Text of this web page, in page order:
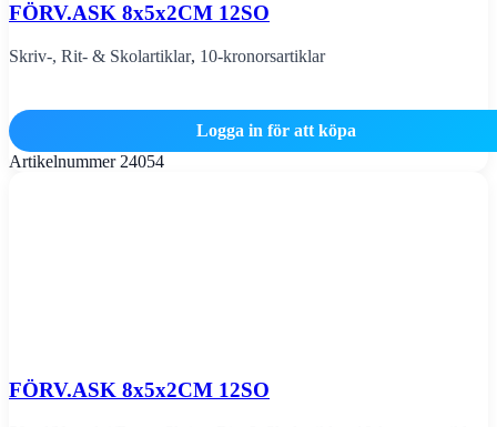
FÖRV.ASK 8x5x2CM 12SO
Skriv-, Rit- & Skolartiklar, 10-kronorsartiklar
Logga in för att köpa
Artikelnummer 24054
FÖRV.ASK 8x5x2CM 12SO